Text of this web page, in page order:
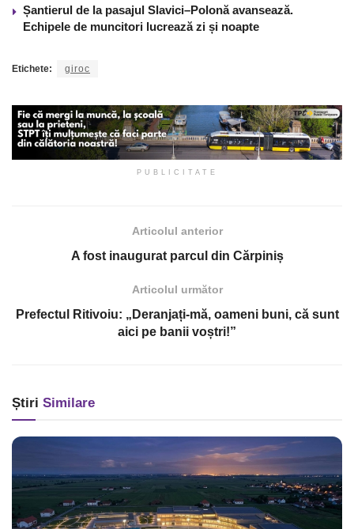
Șantierul de la pasajul Slavici–Polonă avansează.
Echipele de muncitori lucrează zi și noapte
Etichete: giroc
PUBLICITATE
Articolul anterior
A fost inaugurat parcul din Cărpiniș
Articolul următor
Prefectul Ritivoiu: „Deranjați-mă, oameni buni, că sunt
aici pe banii voștri!”
Știri Similare